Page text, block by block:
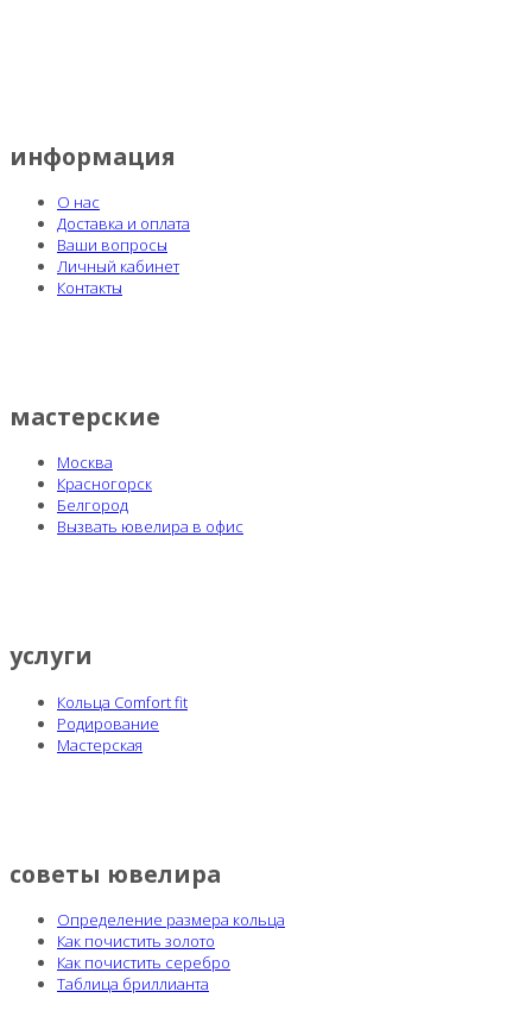
информация
О нас
Доставка и оплата
Ваши вопросы
Личный кабинет
Контакты
мастерские
Москва
Красногорск
Белгород
Вызвать ювелира в офис
услуги
Кольца Comfort fit
Родирование
Мастерская
советы ювелира
Определение размера кольца
Как почистить золото
Как почистить серебро
Таблица бриллианта